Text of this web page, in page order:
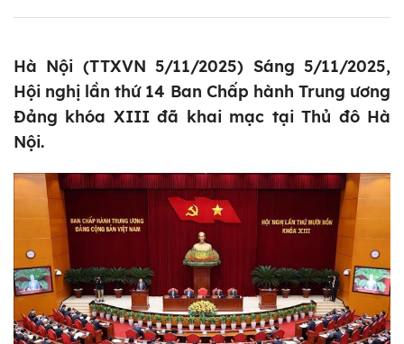
Hà Nội (TTXVN 5/11/2025) Sáng 5/11/2025,
Hội nghị lần thứ 14 Ban Chấp hành Trung ương
Đảng khóa XIII đã khai mạc tại Thủ đô Hà
Nội.